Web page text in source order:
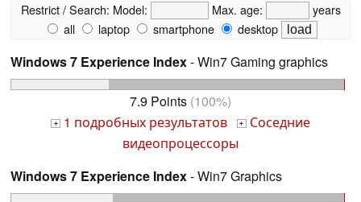
Restrict / Search: Model: Max. age:
years
all
laptop smartphone desktop
Windows 7 Experience Index- Win7 Gaming graphics
7.9 Points (100%)
+ 1 подробных результатов + Соседние
видеопроцессоры
Windows 7 Experience Index- Win7 Graphics